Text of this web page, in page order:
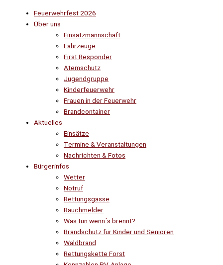
Feuerwehrfest 2026
Über uns
Einsatzmannschaft
Fahrzeuge
First Responder
Atemschutz
Jugendgruppe
Kinderfeuerwehr
Frauen in der Feuerwehr
Brandcontainer
Aktuelles
Einsätze
Termine & Veranstaltungen
Nachrichten & Fotos
Bürgerinfos
Wetter
Notruf
Rettungsgasse
Rauchmelder
Was tun wenn´s brennt?
Brandschutz für Kinder und Senioren
Waldbrand
Rettungskette Forst